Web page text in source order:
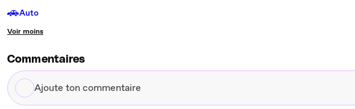
🚗Auto
Voir moins
Commentaires
Ajoute
ton